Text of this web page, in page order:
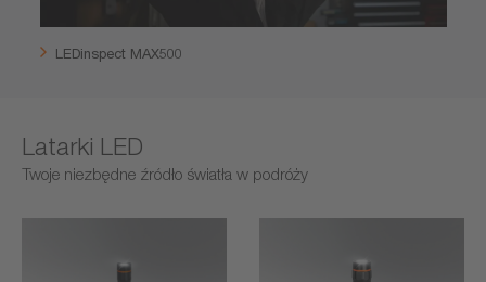
LEDinspect MAX500
Latarki LED
Twoje niezbędne źródło światła w podróży